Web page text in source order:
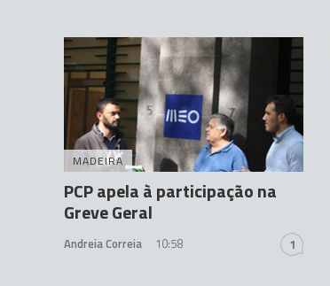
MADEIRA
PCP apela à participação na
Greve Geral
Andreia Correia 10:58 1